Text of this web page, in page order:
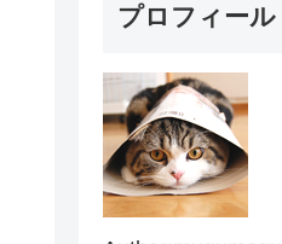
プロフィール